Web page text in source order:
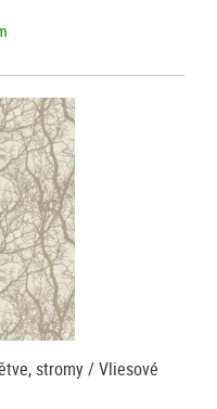
stromy / Vliesové